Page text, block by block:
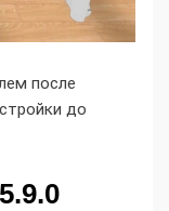
после
до